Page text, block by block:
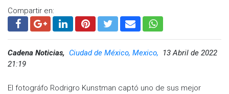
Compartir en:
Cadena Noticias, Ciudad de México, Mexico,
13 Abril de 2022
21:19
El fotográfo Rodrigro Kunstman captó uno de sus mejor